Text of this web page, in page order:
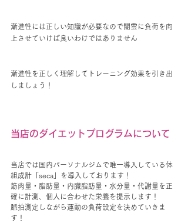
漸進性には正しい知識が必要なので闇雲に負荷を向
上させていけば良いわけではありません
漸進性を正しく理解してトレーニング効果を引き出
しましょう！
当店のダイエットプログラムについて
当店では国内パーソナルジムで唯一導入している体
組成計「seca」を導入しております！
筋肉量・脂肪量・内臓脂肪量・水分量・代謝量を正
確に計測、個人に合わせた栄養を提示します！
脈拍測定しながら運動の負荷設定を決めていきま
す！